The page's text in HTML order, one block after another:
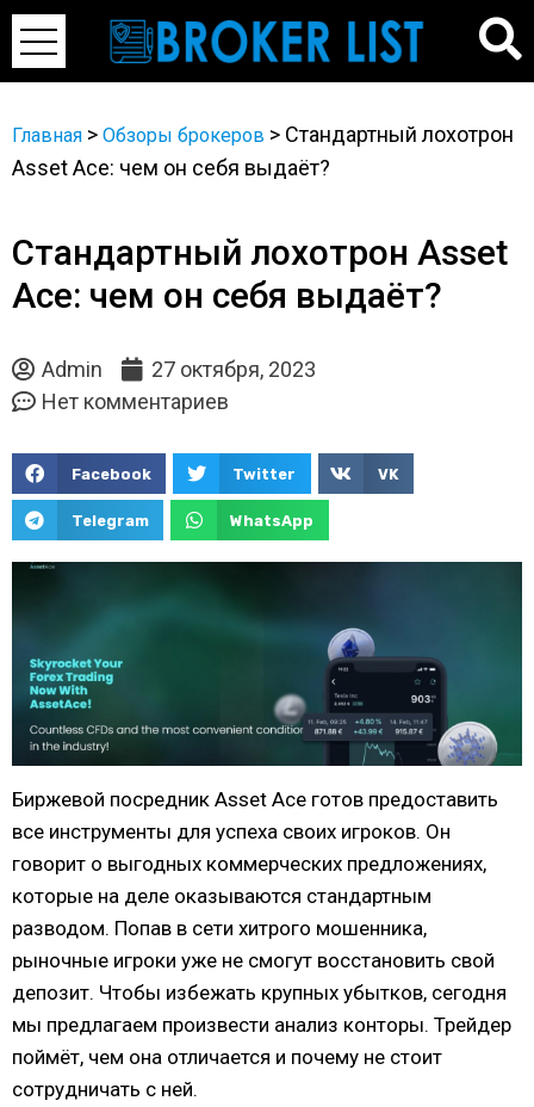
Главная > Обзоры брокеров > Стандартный лохотрон
Asset Ace: чем он себя выдаёт?
Стандартный лохотрон Asset
Ace: чем он себя выдаёт?
Admin
27 октября, 2023
Нет комментариев
Facebook Twitter VK
Telegram WhatsApp
Биржевой посредник Asset Ace готов предоставить
все инструменты для успеха своих игроков. Он
говорит о выгодных коммерческих предложениях,
которые на деле оказываются стандартным
разводом. Попав в сети хитрого мошенника,
рыночные игроки уже не смогут восстановить свой
депозит. Чтобы избежать крупных убытков, сегодня
мы предлагаем произвести анализ конторы. Трейдер
поймёт, чем она отличается и почему не стоит
сотрудничать с ней.